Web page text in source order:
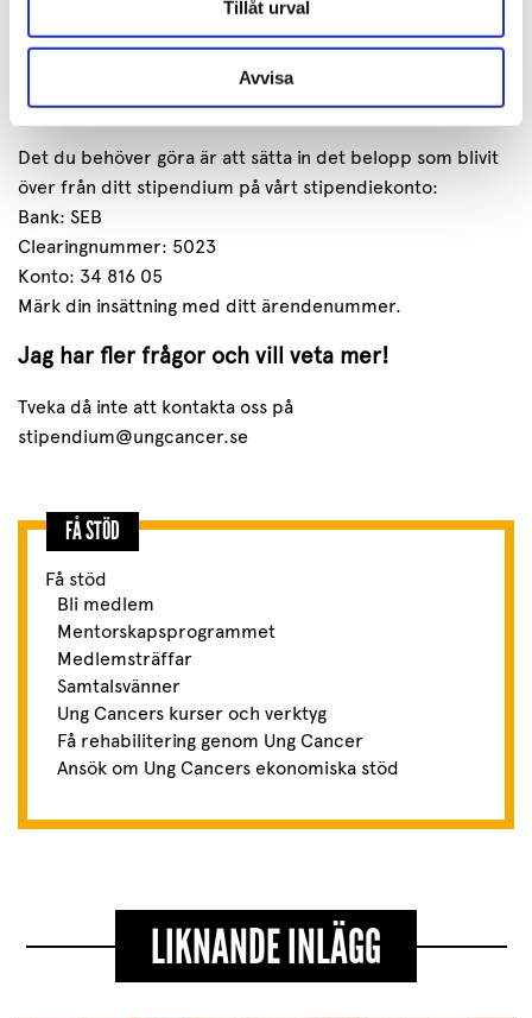
Tillåt urval
Avvisa
FÅ STÖD
Få stöd
Bli medlem
Mentorskapsprogrammet
Medlemsträffar
Samtalsvänner
Ung Cancers kurser och verktyg
Få rehabilitering genom Ung Cancer
Ansök om Ung Cancers ekonomiska stöd
en betalningsbekräftelse som redovisning.
Jag har pengar över från mitt stipendium, vad
ska jag göra med dem?
Det du behöver göra är att sätta in det belopp som blivit
över från ditt stipendium på vårt stipendiekonto:
Bank: SEB
Clearingnummer: 5023
Konto: 34 816 05
Märk din insättning med ditt ärendenummer.
Jag har fler frågor och vill veta mer!
Tveka då inte att kontakta oss på
stipendium@ungcancer.se
LIKNANDE INLÄGG